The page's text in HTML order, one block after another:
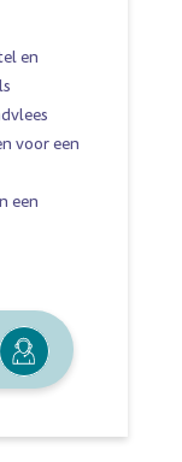
en
voor een
een